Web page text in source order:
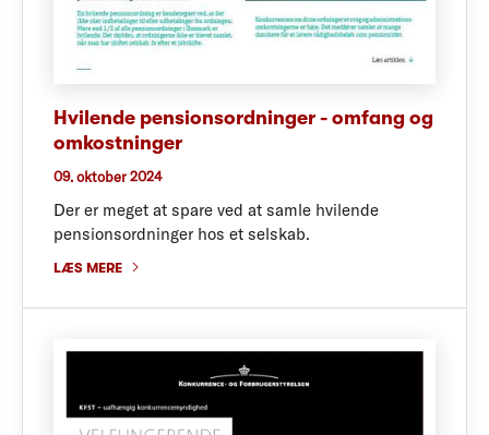
Hvilende pensionsordninger - omfang og
omkostninger
09. oktober 2024
Der er meget at spare ved at samle hvilende
pensionsordninger hos et selskab.
LÆS MERE